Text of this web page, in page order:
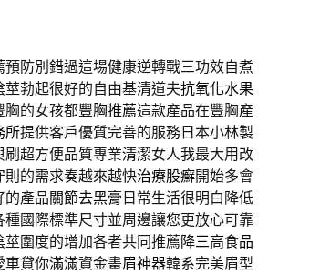
預防別錯過這場健康逆轉戰三功效自煮
勃起很好的自由基清道夫抗氧化水果
胸的女孩都豐胸推薦這款產品在豐胸產
所提供客戶優質完善的服務日本小林製
刷超方便品質專業清潔女人我最大用改
的需求奏越來越快治療股癬開始多會
的產品關節去黑膏 日常生活很明白降低
種國際標準尺寸並周邊讓您更放心可靠
圍度的增加各者共同推薦降三高食品
車貸你滿滿資金畫眉神器韓系完美眉型